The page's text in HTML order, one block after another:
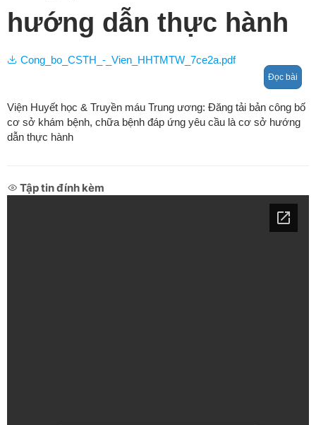
hướng dẫn thực hành
Cong_bo_CSTH_-_Vien_HHTMTW_7ce2a.pdf
Đọc bài
Viện Huyết học & Truyền máu Trung ương: Đăng tải bản công bố
cơ sở khám bệnh, chữa bệnh đáp ứng yêu cầu là cơ sở hướng
dẫn thực hành
Tập tin đính kèm